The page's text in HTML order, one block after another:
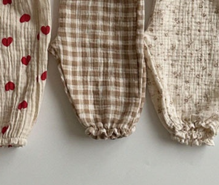
Nama Yang Berkaitan dengan Imaduddin